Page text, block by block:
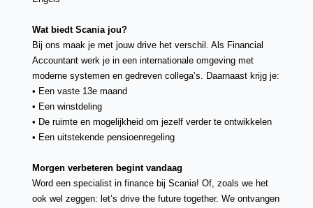
Wat biedt Scania jou?
Bij ons maak je met jouw drive het verschil. Als Financial
Accountant werk je in een internationale omgeving met
moderne systemen en gedreven collega’s. Daarnaast krijg je:
• Een vaste 13e maand
• Een winstdeling
• De ruimte en mogelijkheid om jezelf verder te ontwikkelen
• Een uitstekende pensioenregeling
Morgen verbeteren begint vandaag
Word een specialist in finance bij Scania! Of, zoals we het
ook wel zeggen: let’s drive the future together. We ontvangen